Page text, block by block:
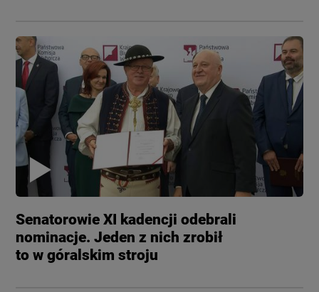
Senatorowie XI kadencji odebrali
nominacje. Jeden z nich zrobił
to w góralskim stroju